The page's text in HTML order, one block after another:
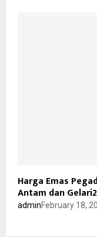
Harga Emas
Antam dan
adminFebruary 18,